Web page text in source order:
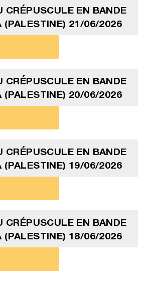
CRÉPUSCULE EN BANDE
(PALESTINE) 21/06/2026
CRÉPUSCULE EN BANDE
(PALESTINE) 20/06/2026
CRÉPUSCULE EN BANDE
(PALESTINE) 19/06/2026
CRÉPUSCULE EN BANDE
(PALESTINE) 18/06/2026